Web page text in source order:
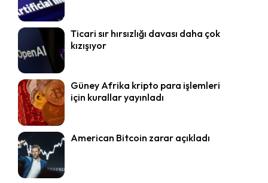
Ticari sır hırsızlığı davası daha çok
kızışıyor
Güney Afrika kripto para işlemleri
için kurallar yayınladı
American Bitcoin zarar açıkladı